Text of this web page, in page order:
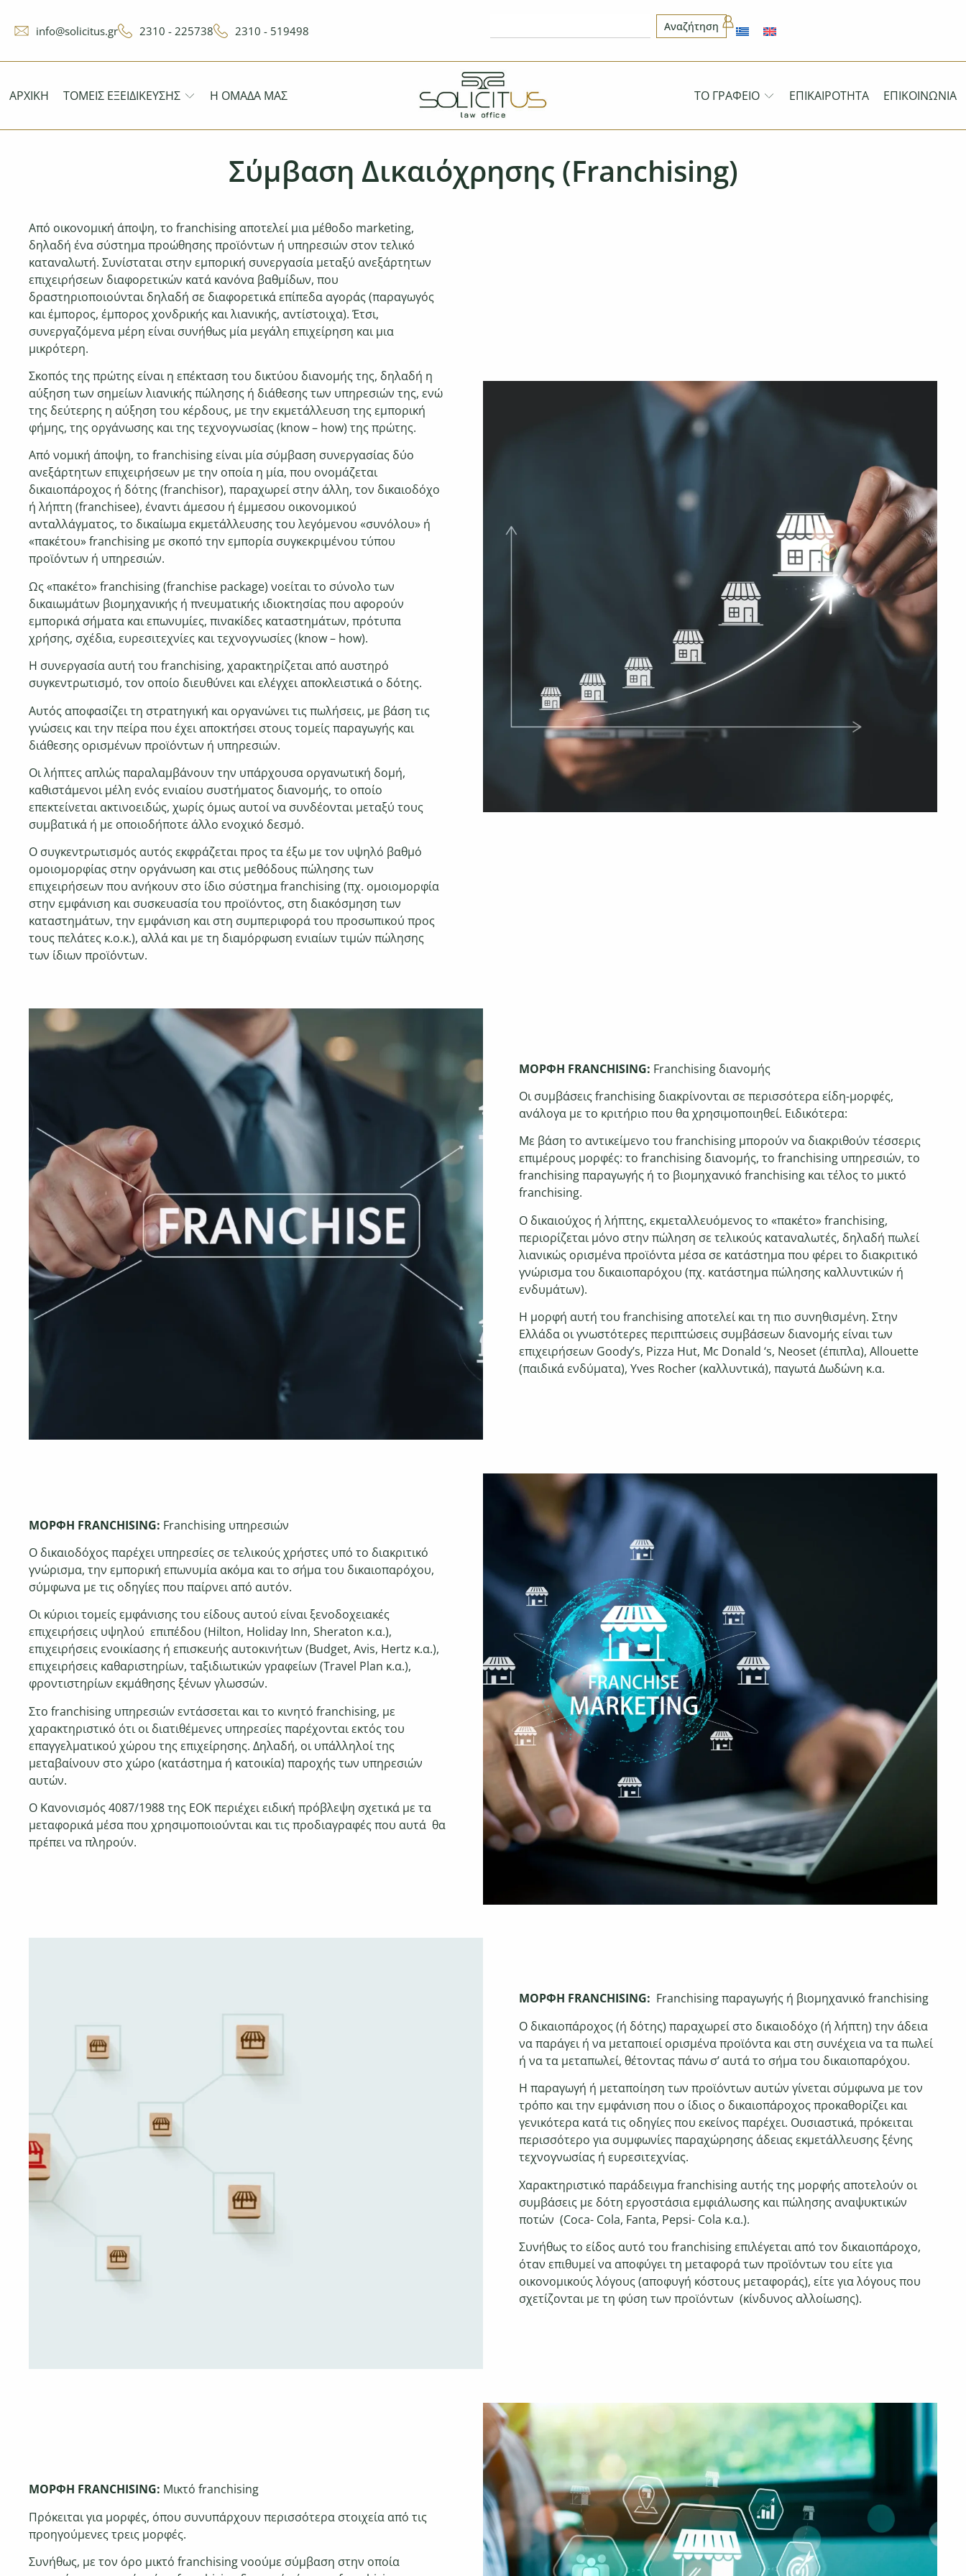
info@solicitus.gr 2310 - 225738 2310 - 519498 Αναζήτηση
ΑΡΧΙΚΉ ΤΟΜΕΊΣ ΕΞΕΙΔΊΚΕΥΣΗΣ Η ΟΜΆΔΑ ΜΑΣ ΤΟ ΓΡΑΦΕΊΟ ΕΠΙΚΑΙΡΌΤΗΤΑ ΕΠΙΚΟΙΝΩΝΊΑ
Σύμβαση Δικαιόχρησης (Franchising)
Από οικονομική άποψη, το franchising αποτελεί μια μέθοδο marketing,
δηλαδή ένα σύστημα προώθησης προϊόντων ή υπηρεσιών στον τελικό
καταναλωτή. Συνίσταται στην εμπορική συνεργασία μεταξύ ανεξάρτητων
επιχειρήσεων διαφορετικών κατά κανόνα βαθμίδων, που
δραστηριοποιούνταιδηλαδή σε διαφορετικά επίπεδα αγοράς (παραγωγός
και έμπορος, έμποροςχονδρικής και λιανικής, αντίστοιχα). Έτσι,
συνεργαζόμενα μέρη είναισυνήθως μία μεγάλη επιχείρηση και μια
μικρότερη.
Σκοπός της πρώτης είναιη επέκταση του δικτύου διανομής της, δηλαδή η
αύξηση των σημείων λιανικής πώλησης ή διάθεσης των υπηρεσιών της, ενώ
της δεύτερης η αύξηση του κέρδους, με την εκμετάλλευση της εμπορική
φήμης, της οργάνωσης καιτης τεχνογνωσίας (know – how) της πρώτης.
Από νομική άποψη, το franchising είναι μία σύμβαση συνεργασίας δύο
ανεξάρτητων επιχειρήσεων με την οποία η μία, που ονομάζεται
δικαιοπάροχος ή δότης (franchisor), παραχωρεί στην άλλη, τον δικαιοδόχο
ή λήπτη (franchisee), έναντι άμεσου ή έμμεσου οικονομικού
ανταλλάγματος, το δικαίωμα εκμετάλλευσης του λεγόμενου «συνόλου» ή
«πακέτου»franchising με σκοπό την εμπορία συγκεκριμένου τύπου
προϊόντων ή υπηρεσιών.
Ως «πακέτο» franchising (franchise package) νοείται το σύνολο των
δικαιωμάτων βιομηχανικής ή πνευματικής ιδιοκτησίας που αφορούν
εμπορικά σήματα και επωνυμίες, πινακίδες καταστημάτων, πρότυπα
χρήσης, σχέδια, ευρεσιτεχνίες και τεχνογνωσίες (know – how).
Η συνεργασία αυτή του franchising, χαρακτηρίζεται από αυστηρό
συγκεντρωτισμό, τον οποίο διευθύνει και ελέγχει αποκλειστικά ο δότης.
Αυτός αποφασίζει τη στρατηγική και οργανώνει τις πωλήσεις, με βάση τις
γνώσεις και την πείρα που έχει αποκτήσει στους τομείς παραγωγής και
διάθεσης ορισμένων προϊόντων ή υπηρεσιών.
Οι λήπτες απλώς παραλαμβάνουν την υπάρχουσα οργανωτική δομή,
καθιστάμενοι μέλη ενός ενιαίου συστήματος διανομής, το οποίο
επεκτείνεται ακτινοειδώς, χωρίς όμως αυτοί να συνδέονται μεταξύ τους
συμβατικά ή με οποιοδήποτε άλλο ενοχικό δεσμό.
Ο συγκεντρωτισμός αυτός εκφράζεται προς τα έξω με τον υψηλό βαθμό
ομοιομορφίας στην οργάνωση και στις μεθόδους πώλησης των
επιχειρήσεων που ανήκουν στο ίδιο σύστημα franchising (πχ. ομοιομορφία
στην εμφάνιση και συσκευασία του προϊόντος, στη διακόσμηση των
καταστημάτων, την εμφάνιση και στη συμπεριφορά του προσωπικού προς
τους πελάτες κ.ο.κ.), αλλά και με τη διαμόρφωση ενιαίων τιμών πώλησης
των ίδιων προϊόντων.
ΜΟΡΦΗ FRANCHISING: Franchising διανομής
Οι συμβάσεις franchising διακρίνονται σε περισσότερα είδη-μορφές,
ανάλογα με το κριτήριο που θα χρησιμοποιηθεί. Ειδικότερα:
Με βάση το αντικείμενο του franchising μπορούν να διακριθούν τέσσερις
επιμέρους μορφές: το franchising διανομής, το franchising υπηρεσιών, το
franchising παραγωγής ή το βιομηχανικό franchising και τέλος το μικτό
franchising.
Ο δικαιούχος ή λήπτης, εκμεταλλευόμενος το «πακέτο» franchising,
περιορίζεται μόνο στην πώληση σε τελικούς καταναλωτές, δηλαδή πωλεί
λιανικώς ορισμένα προϊόντα μέσα σε κατάστημα που φέρει το διακριτικό
γνώρισμα του δικαιοπαρόχου (πχ. κατάστημα πώλησης καλλυντικών ή
ενδυμάτων).
Η μορφή αυτή του franchising αποτελεί και τη πιο συνηθισμένη. Στην
Ελλάδα οι γνωστότερες περιπτώσεις συμβάσεων διανομήςείναι των
επιχειρήσεων Goody’s, Pizza Hut, Mc Donald ‘s, Neoset(έπιπλα), Allouette
(παιδικά ενδύματα), Yves Rocher (καλλυντικά), παγωτάΔωδώνη κ.α.
ΜΟΡΦΗ FRANCHISING: Franchising υπηρεσιών
Ο δικαιοδόχος παρέχει υπηρεσίες σε τελικούς χρήστες υπό το διακριτικό
γνώρισμα, την εμπορική επωνυμία ακόμα και το σήμα του δικαιοπαρόχου,
σύμφωνα με τις οδηγίες που παίρνει από αυτόν.
Οι κύριοι τομείς εμφάνισηςτου είδους αυτού είναι ξενοδοχειακές
επιχειρήσεις υψηλού επιπέδου (Hilton, Holiday Inn, Sheraton κ.α.),
επιχειρήσεις ενοικίασης ή επισκευής αυτοκινήτων (Budget, Avis, Hertz κ.α.),
επιχειρήσεις καθαριστηρίων, ταξιδιωτικών γραφείων (Travel Plan κ.α.),
φροντιστηρίων εκμάθησης ξένων γλωσσών.
Στο franchising υπηρεσιών εντάσσεται και το κινητό franchising, με
χαρακτηριστικό ότι οι διατιθέμενες υπηρεσίεςπαρέχονται εκτός του
επαγγελματικού χώρου της επιχείρησης. Δηλαδή, οιυπάλληλοί της
μεταβαίνουν στο χώρο (κατάστημα ή κατοικία) παροχής των υπηρεσιών
αυτών.
Ο Κανονισμός 4087/1988 της ΕΟΚ περιέχει ειδική πρόβλεψη σχετικά με τα
μεταφορικά μέσα που χρησιμοποιούνται και τις προδιαγραφέςπου αυτά θα
πρέπει να πληρούν.
ΜΟΡΦΗ FRANCHISING: Franchising παραγωγής ή βιομηχανικό franchising
Ο δικαιοπάροχος (ή δότης) παραχωρεί στο δικαιοδόχο (ή λήπτη) την άδεια
να παράγει ή να μεταποιεί ορισμένα προϊόντα και στη συνέχεια να τα πωλεί
ή να τα μεταπωλεί, θέτοντας πάνω σ’ αυτά το σήμα του δικαιοπαρόχου.
Η παραγωγή ή μεταποίηση των προϊόντων αυτών γίνεται σύμφωνα με τον
τρόπο και την εμφάνιση που ο ίδιος ο δικαιοπάροχος προκαθορίζει και
γενικότερα κατά τις οδηγίες που εκείνος παρέχει. Ουσιαστικά, πρόκειται
περισσότερο για συμφωνίες παραχώρησης άδειας εκμετάλλευσης ξένης
τεχνογνωσίας ή ευρεσιτεχνίας.
Χαρακτηριστικό παράδειγμα franchising αυτής της μορφής αποτελούν οι
συμβάσεις με δότη εργοστάσια εμφιάλωσης και πώλησης αναψυκτικών
ποτών (Coca- Cola, Fanta, Pepsi- Cola κ.α.).
Συνήθως το είδος αυτό του franchising επιλέγεται από τον δικαιοπάροχο,
όταν επιθυμεί να αποφύγει τη μεταφορά των προϊόντων του είτε για
οικονομικούςλόγους (αποφυγή κόστους μεταφοράς), είτε για λόγους που
σχετίζονται με τη φύση των προϊόντων (κίνδυνος αλλοίωσης).
ΜΟΡΦΗ FRANCHISING: Μικτό franchising
Πρόκειται για μορφές, όπου συνυπάρχουν περισσότερα στοιχεία από τις
προηγούμενες τρεις μορφές.
Συνήθως, με τον όρο μικτό franchising νοούμε σύμβαση στην οποία